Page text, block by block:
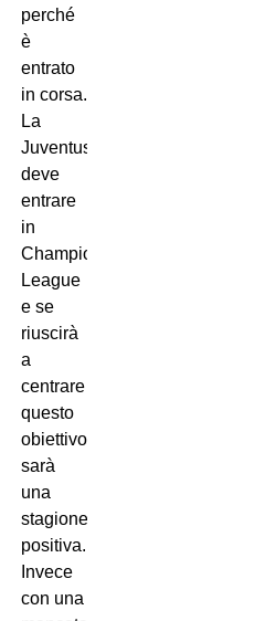
perché
è
entrato
in corsa.
La
Juventus
deve
entrare
in
Champions
League
e se
riuscirà
a
centrare
questo
obiettivo
sarà
una
stagione
positiva.
Invece
con una